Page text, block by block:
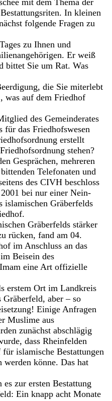
mit dem Thema der
In kleinen
folgende Fragen zu
zu Ihnen und
Er weiß
bittet Sie um Rat. Was
die Sie miterlebt
was auf dem Friedhof
des Gemeinderates
für das Friedhofswesen
erstellt
stehen?
Gesprächen, mehreren
Telefonaten und
des CIVH beschloss
bei nur einer Nein-
islamischen Gräberfelds
Gräberfelds stärker
rücken, fand am 04.
im Anschluss an das
Beisein des
eine Art offizielle
erstem Ort im Landkreis
aber – so
Einige Anfragen
Muslime aus
zunächst abschlägig
dass Rheinfelden
islamische Bestattungen
könne. Das hat
zur ersten Bestattung
Ein knapp acht Monate